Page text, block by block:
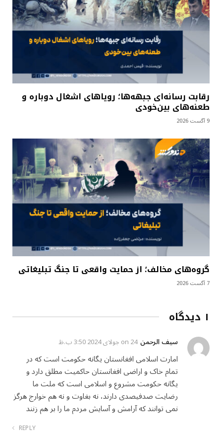
رقابت رسانه‌ای جبهه‌ها؛ رویاهای اشغال دوباره و
طعنه‌های بین‌خودی
9 آگست 2026
گروه‌های مخالف؛ از حمایت واقعی تا جنگ تبلیغاتی
7 آگست 2026
۱ دیدگاه
سيف الرحمنon24 جولای 2024 3:50 ب.ظ
امارت اسلامی افغانستان یگانه حکومت است که در
تمام خاک و اراضی افغانستان حاکمیت مطلق دارد و
یگانه حکومت مشروع و اسلامی است که ملت ما
رضایت صدفیصدی دارند، نه بغاوت و نه هم خوارج هرگز
نمی توانند که آرامش و آسایش مردم ما را بر هم زنند
REPLY